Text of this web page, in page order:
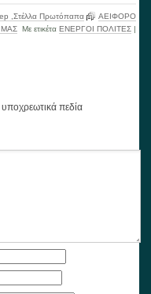
,Στέλλα Πρωτόπαπα
ΑΕΙΦΟΡΟ
ΜΑΣΜε ετικέτα ΕΝΕΡΓΟΙ ΠΟΛΙΤΕΣ |
πεδία